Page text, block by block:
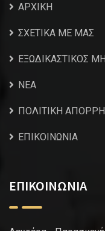
ΑΡΧΙΚΗ
ΣΧΕΤΙΚΑ ΜΕ ΜΑΣ
ΕΞΩΔΙΚΑΣΤΙΚΟΣ
NEA
ΠΟΛΙΤΙΚΗ
ΕΠΙΚΟΙΝΩΝΙΑ
ΕΠΙΚΟΙΝΩΝΙΑ